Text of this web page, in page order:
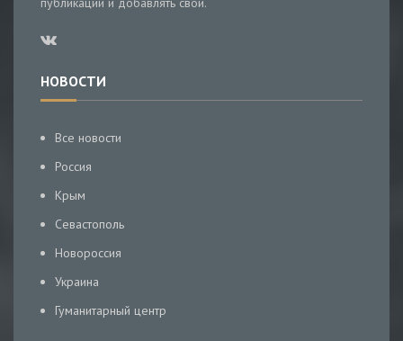
НОВОСТИ
Все новости
Россия
Крым
Севастополь
Новороссия
Украина
Гуманитарный центр